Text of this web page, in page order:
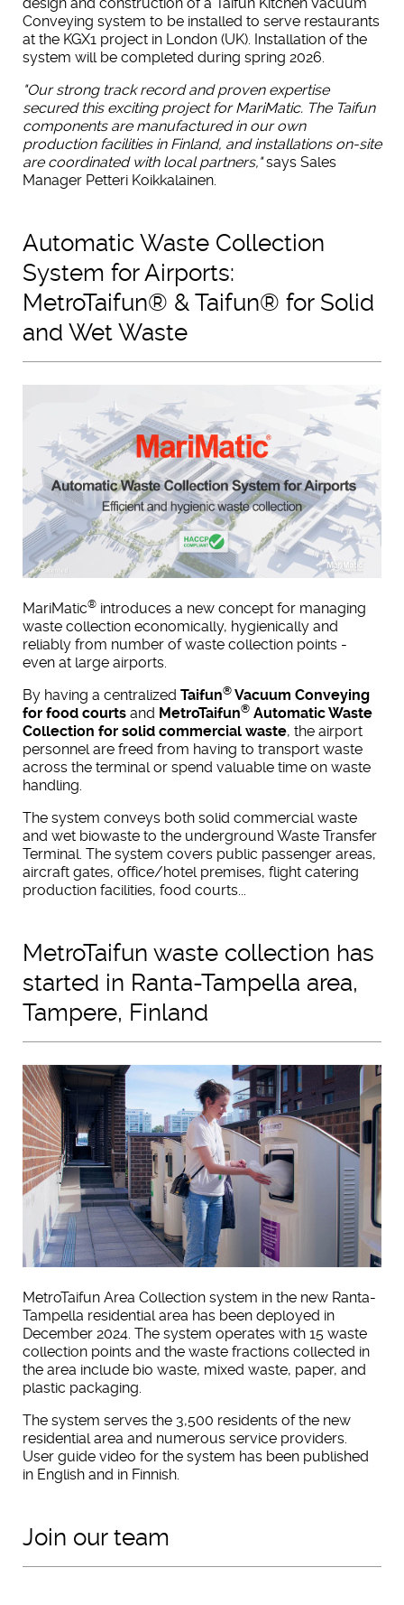
design and construction of a Taifun Kitchen Vacuum
Conveying system to be installed to serve restaurants
at the KGX1 project in London (UK). Installation of the
system will be completed during spring 2026.
"Our strong track record and proven expertise
secured this exciting project for MariMatic. The Taifun
components are manufactured in our own
production facilities in Finland, and installations on-site
are coordinated with local partners,"says Sales
Manager Petteri Koikkalainen.
Automatic Waste Collection
System for Airports:
MetroTaifun® & Taifun® for Solid
and Wet Waste
MariMatic® introduces a new concept for managing
waste collection economically, hygienically and
reliably from number of waste collection points -
even at large airports.
By having a centralized Taifun® Vacuum Conveying
for food courts and MetroTaifun® Automatic Waste
Collection for solid commercial waste, the airport
personnel are freed from having to transport waste
across the terminal or spend valuable time on waste
handling.
The system conveys both solid commercial waste
and wet biowaste to the underground Waste Transfer
Terminal. The system covers public passenger areas,
aircraft gates, office/hotel premises, flight catering
production facilities, food courts...
MetroTaifun waste collection has
started in Ranta-Tampella area,
Tampere, Finland
MetroTaifun Area Collection system in the new Ranta-
Tampella residential area has been deployed in
December 2024. The system operates with 15 waste
collection points and the waste fractions collected in
the area include bio waste, mixed waste, paper, and
plastic packaging.
The system serves the 3,500 residents of the new
residential area and numerous service providers.
User guide video for the system has been published
in English and in Finnish.
Join our team